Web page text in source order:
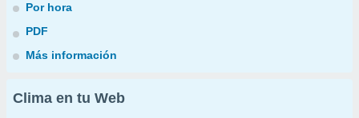
Por hora
PDF
Más información
Clima en tu Web